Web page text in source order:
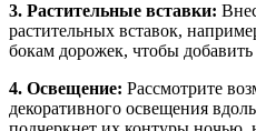
3. Растительные вставки:
растительных вставок,
бокам дорожек, чтобы добавить
4. Освещение: Рассмотрите
декоративного освещения